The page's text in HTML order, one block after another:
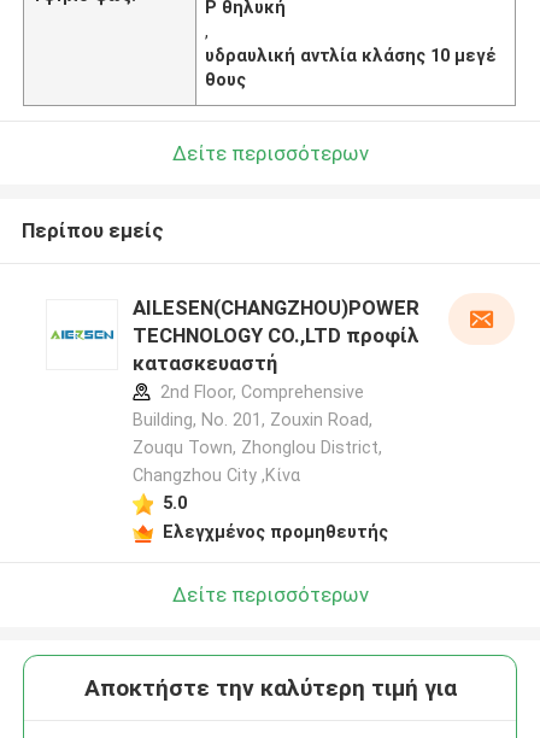
P θηλυκή
,
υδραυλική αντλία κλάσης 10 μεγέ
θους
Δείτε περισσότερων
Περίπου εμείς
AILESEN(CHANGZHOU)POWER
TECHNOLOGY CO.,LTD προφίλ
κατασκευαστή
2nd Floor, Comprehensive
Building, No. 201, Zouxin Road,
Zouqu Town, Zhonglou District,
Changzhou City ,Κίνα
5.0
Ελεγχμένος προμηθευτής
Δείτε περισσότερων
Αποκτήστε την καλύτερη τιμή για